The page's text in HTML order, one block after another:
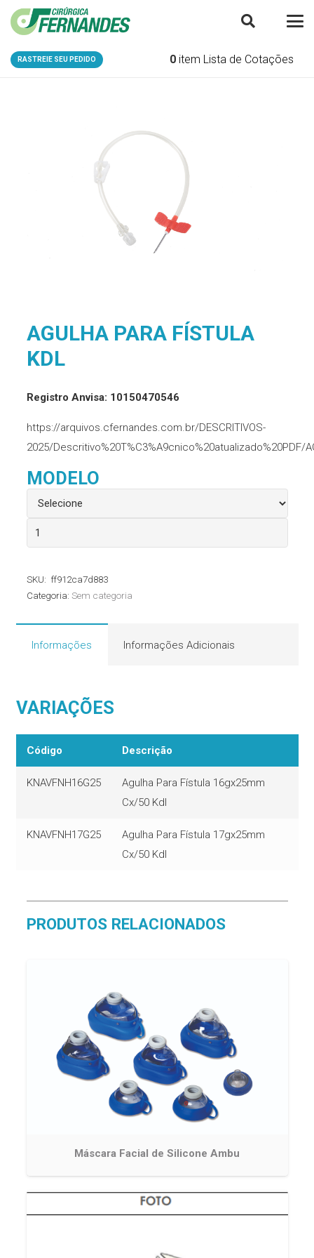
RASTREIE SEU PEDIDO 0 item Lista de Cotações
AGULHA PARA FÍSTULA
KDL
Registro Anvisa: 10150470546
https://arquivos.cfernandes.com.br/DESCRITIVOS-
2025/Descritivo%20T%C3%A9cnico%20atualizado%20PDF/
MODELO
Agulha
Para
KDL
SKU: ff912ca7d883
Categoria: Sem categoria
Informações Informações Adicionais
VARIAÇÕES
Código Descrição
KNAVFNH16G25
Agulha Para Fístula 16gx25mm
Cx/50 Kdl
KNAVFNH17G25
Agulha Para Fístula 17gx25mm
Cx/50 Kdl
PRODUTOS RELACIONADOS
Máscara Facial de Silicone Ambu